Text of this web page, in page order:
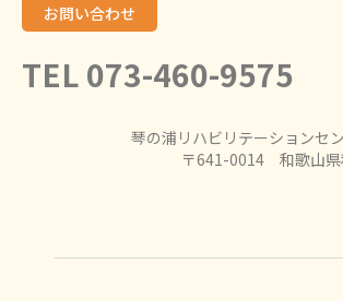
お問い合わせ
TEL 073-460-9575
琴の浦リハビリテーションセ
〒641-0014 和歌山県